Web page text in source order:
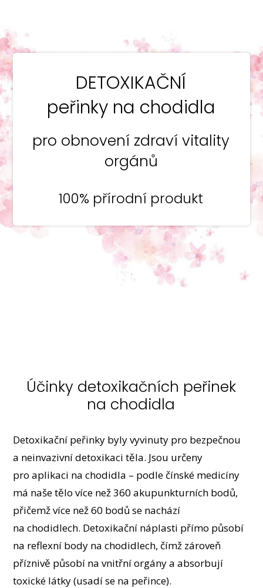
DETOXIKAČNÍ
peřinky na chodidla
pro obnovení zdraví vitality
orgánů
100% přírodní produkt
Účinky detoxikačních peřinek
na chodidla
Detoxikační peřinky byly vyvinuty pro bezpečnou
a neinvazivní detoxikaci těla. Jsou určeny
pro aplikaci na chodidla – podle čínské medicíny
má naše tělo více než 360 akupunkturních bodů,
přičemž více než 60 bodů se nachází
na chodidlech. Detoxikační náplasti přímo působí
na reflexní body na chodidlech, čímž zároveň
příznivě působí na vnitřní orgány a absorbují
toxické látky (usadí se na peřince).